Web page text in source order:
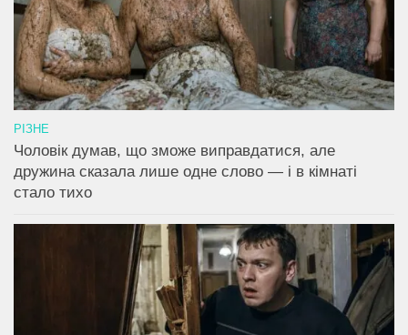
РІЗНЕ
Чоловік думав, що зможе виправдатися, але
дружина сказала лише одне слово — і в кімнаті
стало тихо